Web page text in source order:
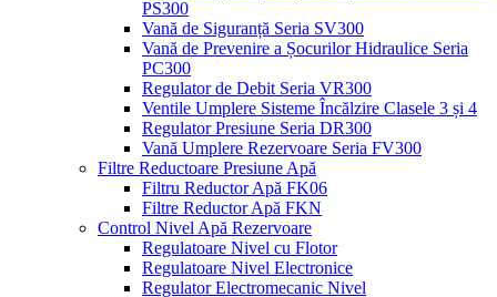
PS300
Vană de Siguranță Seria SV300
Vană de Prevenire a Șocurilor Hidraulice Seria
PC300
Regulator de Debit Seria VR300
Ventile Umplere Sisteme Încălzire Clasele 3 și 4
Regulator Presiune Seria DR300
Vană Umplere Rezervoare Seria FV300
Filtre Reductoare Presiune Apă
Filtru Reductor Apă FK06
Filtre Reductor Apă FKN
Control Nivel Apă Rezervoare
Regulatoare Nivel cu Flotor
Regulatoare Nivel Electronice
Regulator Electromecanic Nivel